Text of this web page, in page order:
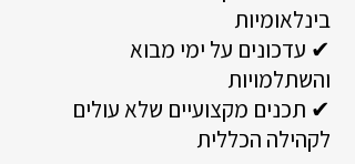
בינלאומיות
✔ עדכונים על ימי מבוא
והשתלמויות
✔ תכנים מקצועיים שלא עולים
לקהילה הכללית